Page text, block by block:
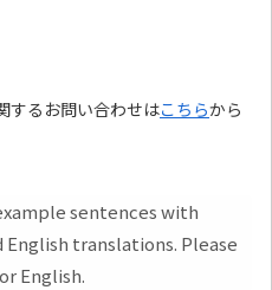
するお問い合わせはこちらから
sentences with
translations. Please
English.